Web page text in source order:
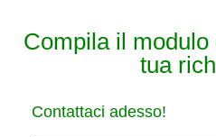
Compila il
tua
Contattaci adesso!